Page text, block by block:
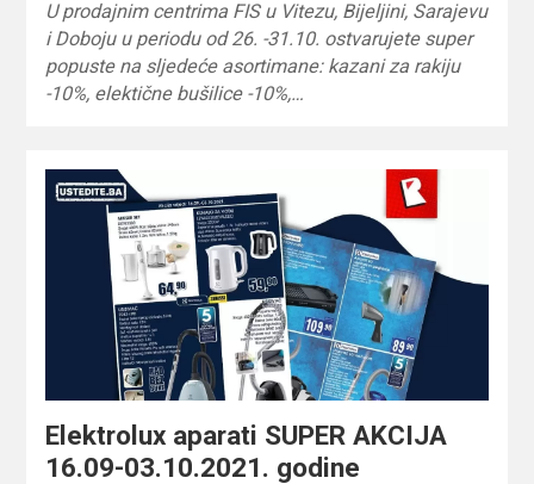
U prodajnim centrima FIS u Vitezu, Bijeljini, Sarajevu
i Doboju u periodu od 26. -31.10. ostvarujete super
popuste na sljedeće asortimane: kazani za rakiju
-10%, elektične bušilice -10%,…
Elektrolux aparati SUPER AKCIJA
16.09-03.10.2021. godine